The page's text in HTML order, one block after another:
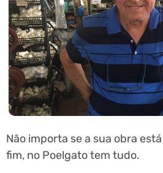
Não importa se a sua obra
fim, no Poelgato tem tudo.